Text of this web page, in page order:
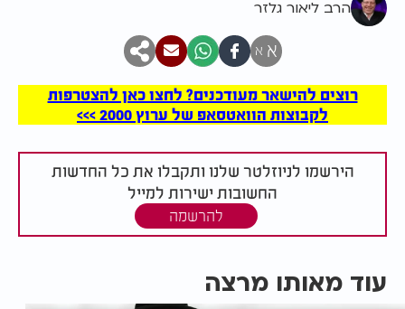
הרב ליאור גלזר
א א
רוצים להישאר מעודכנים? לחצו כאן להצטרפות
לקבוצות הוואטסאפ של ערוץ 2000 >>>
הירשמו לניוזלטר שלנו ותקבלו את כל החדשות
החשובות ישירות למייל
להרשמה
עוד מאותו מרצה